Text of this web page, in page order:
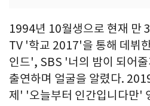
1994년 10월생으로 현재 만
TV '학교 2017'을 통해 데뷔
인드', SBS '너의 밤이 되어
출연하며 얼굴을 알렸다.
제' '오늘부터 인간입니다만'